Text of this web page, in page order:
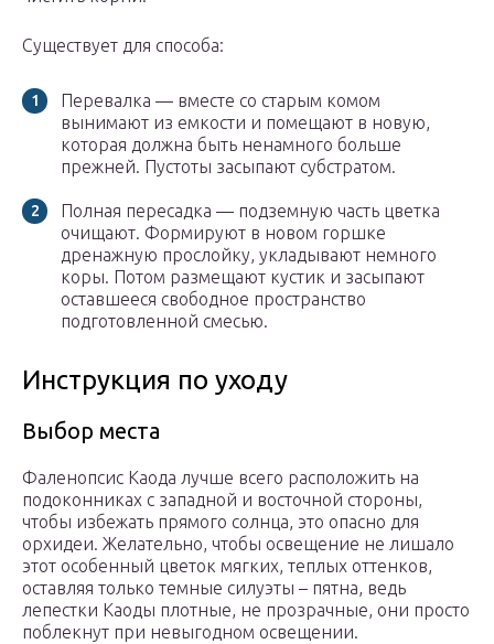
Существует для способа:
Перевалка — вместе со старым комом
вынимают из емкости и помещают в новую,
которая должна быть ненамного больше
прежней. Пустоты засыпают субстратом.
Полная пересадка — подземную часть цветка
очищают. Формируют в новом горшке
дренажную прослойку, укладывают немного
коры. Потом размещают кустик и засыпают
оставшееся свободное пространство
подготовленной смесью.
Инструкция по уходу
Выбор места
Фаленопсис Каода лучше всего расположить на
подоконниках с западной и восточной стороны,
чтобы избежать прямого солнца, это опасно для
орхидеи. Желательно, чтобы освещение не лишало
этот особенный цветок мягких, теплых оттенков,
оставляя только темные силуэты – пятна, ведь
лепестки Каоды плотные, не прозрачные, они просто
поблекнут при невыгодном освещении.